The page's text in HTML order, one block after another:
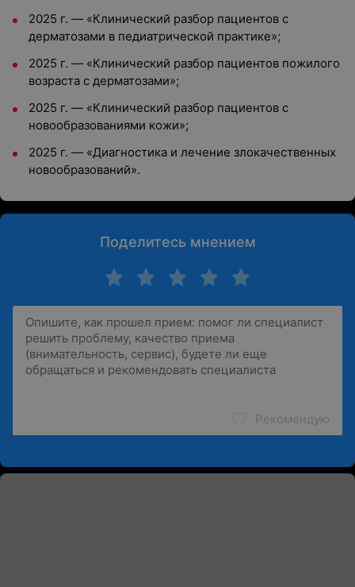
2025 г. — «Клинический разбор пациентов с
дерматозами в педиатрической практике»;
2025 г. — «Клинический разбор пациентов пожилого
возраста с дерматозами»;
2025 г. — «Клинический разбор пациентов с
новообразованиями кожи»;
2025 г. — «Диагностика и лечение злокачественных
новообразований».
Поделитесь мнением
Рекомендую